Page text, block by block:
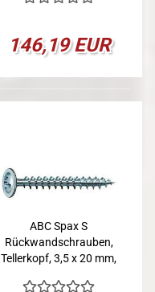
146,19 EUR
ABC Spax S
Rückwandschrauben,
Tellerkopf, 3,5 x 20 mm,